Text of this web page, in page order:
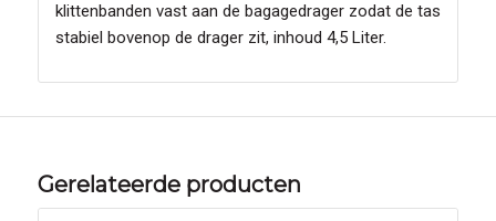
klittenbanden vast aan de bagagedrager zodat de tas
stabiel bovenop de drager zit, inhoud 4,5 Liter.
Gerelateerde producten